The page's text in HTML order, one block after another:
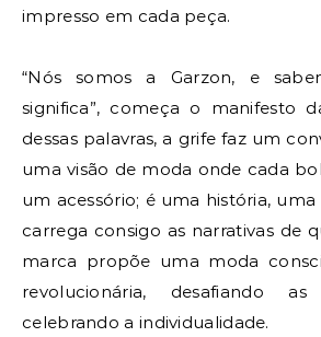
impresso em cada peça.
“Nós somos a Garzon, e
significa”, começa o manifesto
dessas palavras, a grife faz um
uma visão de moda onde cada
um acessório; é uma história,
carrega consigo as narrativas de
marca propõe uma moda
revolucionária, desafiando
celebrando a individualidade.